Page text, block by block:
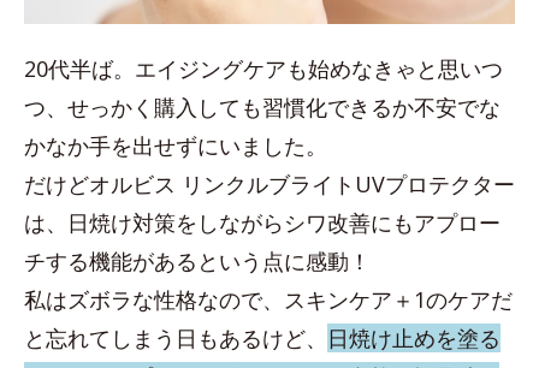
20代半ば。エイジングケアも始めなきゃと思いつ
つ、せっかく購入しても習慣化できるか不安でな
かなか手を出せずにいました。
だけどオルビス リンクルブライトUVプロテクター
は、日焼け対策をしながらシワ改善にもアプロー
チする機能があるという点に感動！
私はズボラな性格なので、スキンケア＋1のケアだ
と忘れてしまう日もあるけど、 日焼け止めを塗る